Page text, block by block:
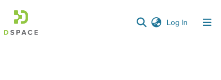
Log In (current)